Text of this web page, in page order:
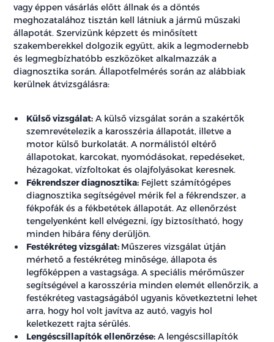
vagy éppen vásárlás előtt állnak és a döntés
meghozatalához tisztán kell látniuk a jármű műszaki
állapotát. Szervizünk képzett és minősített
szakemberekkel dolgozik együtt, akik a legmodernebb
és legmegbízhatóbb eszközöket alkalmazzák a
diagnosztika során. Állapotfelmérés során az alábbiak
kerülnek átvizsgálásra:
Külső vizsgálat: A külső vizsgálat során a szakértők
szemrevételezik a karosszéria állapotát, illetve a
motor külső burkolatát. A normálistól eltérő
állapotokat, karcokat, nyomódásokat, repedéseket,
hézagokat, vízfoltokat és olajfolyásokat keresnek.
Fékrendszer diagnosztika: Fejlett számítógépes
diagnosztika segítségével mérik fel a fékrendszer, a
fékpofák és a fékbetétek állapotát. Az ellenőrzést
tengelyenként kell elvégezni, így biztosítható, hogy
minden hibára fény derüljön.
Festékréteg vizsgálat: Műszeres vizsgálat útján
mérhető a festékréteg minősége, állapota és
legfőképpen a vastagsága. A speciális mérőműszer
segítségével a karosszéria minden elemét ellenőrzik, a
festékréteg vastagságából ugyanis következtetni lehet
arra, hogy hol volt javítva az autó, vagyis hol
keletkezett rajta sérülés.
Lengéscsillapítók ellenőrzése: A lengéscsillapítók